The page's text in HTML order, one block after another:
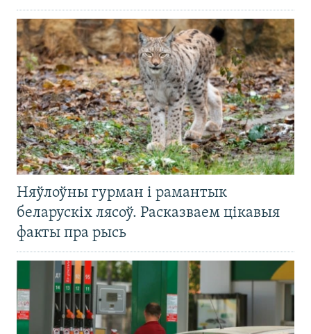
Няўлоўны гурман і рамантык
беларускіх лясоў. Расказваем цікавыя
факты пра рысь